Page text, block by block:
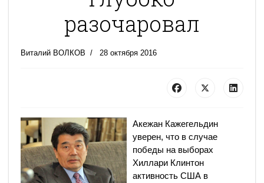
разочаровал
Виталий ВОЛКОВ 28 октября 2016
Акежан Кажегельдин
уверен, что в случае
победы на выборах
Хиллари Клинтон
активность США в